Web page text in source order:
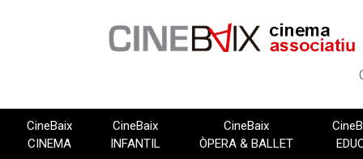
CineBaix
CINEMA
CineBaix
INFANTIL
CineBaix
ÒPERA & BALLET